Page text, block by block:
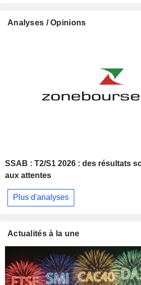
Analyses / Opinions
SSAB : T2/S1 2026 : des résultats
aux attentes
Plus d'analyses
Actualités à la une